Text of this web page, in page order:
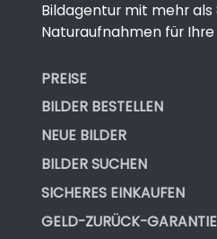
Bildagentur mit mehr als
Naturaufnahmen für
PREISE
BILDER BESTELLEN
NEUE BILDER
BILDER SUCHEN
SICHERES EINKAUFEN
GELD-ZURÜCK-GARANTIE